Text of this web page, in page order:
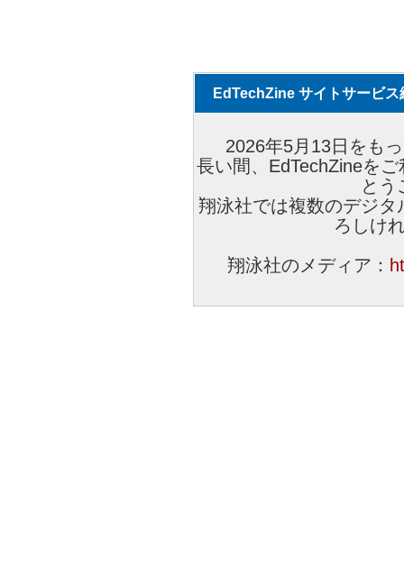
EdTechZine サイトサービス
2026年5月13日をも
長い間、EdTechZineを
とう
翔泳社では複数のデジ
ろしけ
翔泳社のメディア：